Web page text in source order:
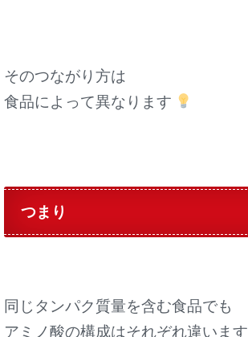
そのつながり方は
食品によって異なります
つまり
同じタンパク質量を含む食品でも
アミノ酸の構成はそれぞれ違います